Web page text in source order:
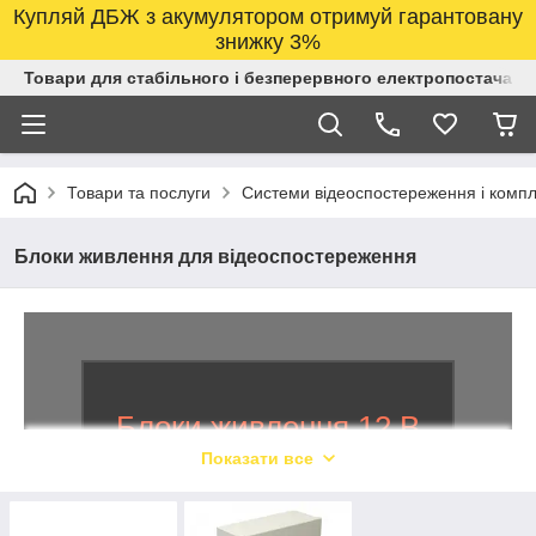
Купляй ДБЖ з акумулятором отримуй гарантовану
знижку 3%
Товари для стабільного і безперервного
Товари та послуги Системи відеоспостереження і
Блоки живлення для відеоспостереження
Блоки живлення 12 В
Показати все